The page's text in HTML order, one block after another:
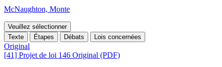
McNaughton, Monte
Veuillez sélectionner
Texte
Étapes Débats Lois concernées
Original
[41] Projet de loi 146 Original (PDF)